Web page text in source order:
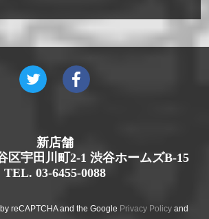
新店舗
区宇田川町2-1 渋谷ホームズB-15
TEL. 03-6455-0088
reCAPTCHA and the Google Privacy Policyand